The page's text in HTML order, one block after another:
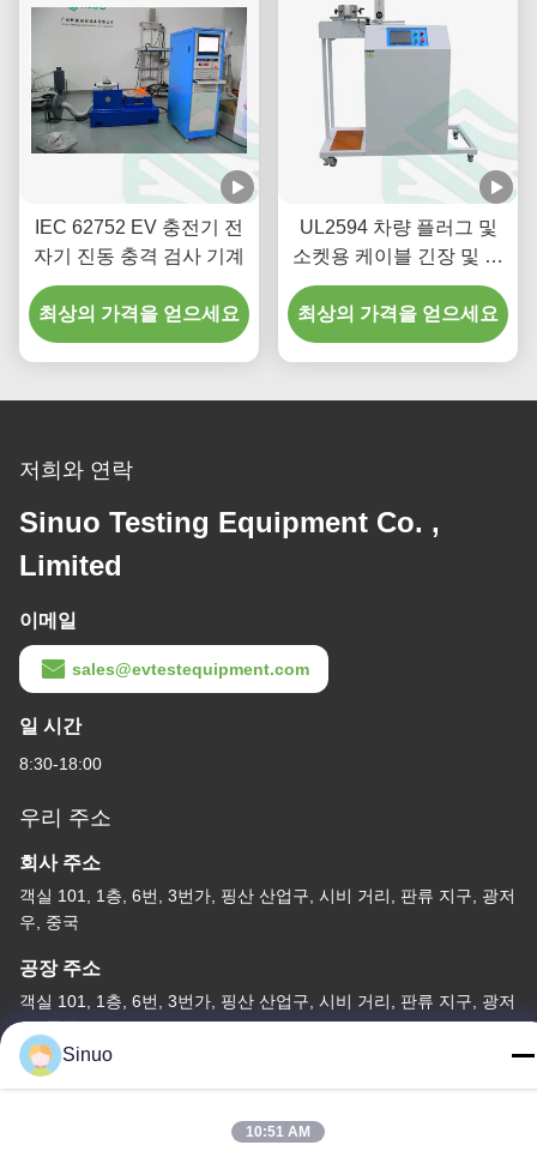
IEC 62752 EV 충전기 전
자기 진동 충격 검사 기계
최상의 가격을 얻으세요
UL2594 차량 플러그 및
소켓용 케이블 긴장 및 토
크 테스트 장치
최상의 가격을 얻으세요
저희와 연락
Sinuo Testing Equipment Co. ,
Limited
이메일
sales@evtestequipment.com
일 시간
8:30-18:00
우리 주소
회사 주소
객실 101, 1층, 6번, 3번가, 핑산 산업구, 시비 거리, 판류 지구, 광저
우, 중국
공장 주소
객실 101, 1층, 6번, 3번가, 핑산 산업구, 시비 거리, 판류 지구, 광저
우, 중국
전화
Sinuo
10:51 AM